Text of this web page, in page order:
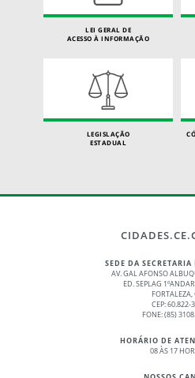
LEI GERAL DE
ACESSO À INFORMAÇÃO
LEGISLAÇÃO
ESTADUAL
SEDE DA
AV. GAL AFONSO
ED. SEPLAG
FORTALEZA,
CEP: 60.822-
FONE: (85)
HORÁRIO DE
08 ÀS 17